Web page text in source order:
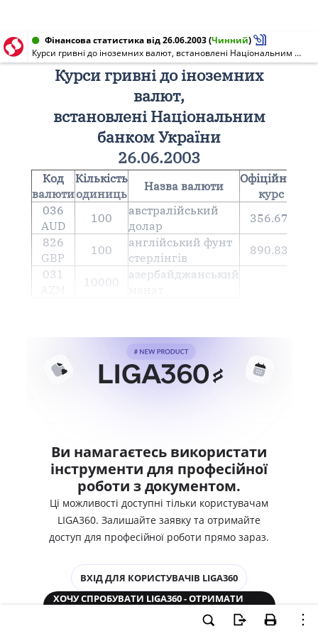
Фінансова статистика від 26.06.2003(Чинний)
Курси гривні до іноземних валют, встановлені Національним банком України 26.06.2003
Курси гривні до іноземних
валют,
встановлені Національним
банком України
26.06.2003
Код
валюти
Кількість
одиниць
Назва валюти
Офіційний
курс
036
AUD
100
австралійський
долар
356.6758
826
GBP
100
англiйський фунт
стерлiнгiв
890.8385
031
10000
азербайджанський
Ви намагаєтесь використати
інструменти для професійної
роботи з документом.
Ці можливості доступні тільки користувачам
LIGA360. Залишайте заявку та отримайте
доступ для професійної роботи прямо зараз.
ВХІД ДЛЯ КОРИСТУВАЧІВ LIGA360
ХОЧУ СПРОБУВАТИ LIGA360 - ОТРИМАТИ